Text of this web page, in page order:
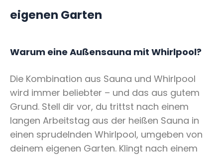
eigenen Garten
Warum eine Außensauna mit Whirlpool?
Die Kombination aus Sauna und Whirlpool
wird immer beliebter – und das aus gutem
Grund. Stell dir vor, du trittst nach einem
langen Arbeitstag aus der heißen Sauna in
einen sprudelnden Whirlpool, umgeben von
deinem eigenen Garten. Klingt nach einem